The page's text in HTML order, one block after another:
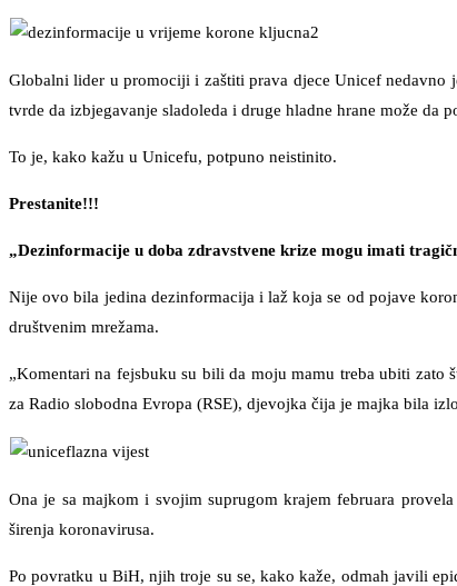
Globalni lider u promociji i zaštiti prava djece Unicef nedavno
tvrde da izbjegavanje sladoleda i druge hladne hrane može da
To je, kako kažu u Unicefu, potpuno neistinito.
Prestanite!!!
„Dezinformacije u doba zdravstvene krize mogu imati
Nije ovo bila jedina dezinformacija i laž koja se od pojave
društvenim mrežama.
„Komentari na fejsbuku su bili da moju mamu treba ubiti zato
za Radio slobodna Evropa (RSE), djevojka čija je majka bila
Ona je sa majkom i svojim suprugom krajem februara
širenja koronavirusa.
Po povratku u BiH, njih troje su se, kako kaže, odmah javili